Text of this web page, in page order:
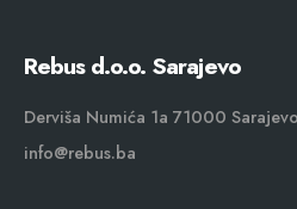
Rebus d.o.o. Sarajevo
Derviša Numića 1a 71000
info@rebus.ba